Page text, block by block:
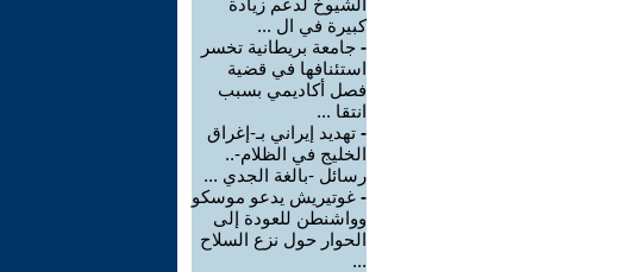
الشيوخ لدعم زيادة
كبيرة في ال ...
- جامعة بريطانية تخسر
استئنافها في قضية
فصل أكاديمي بسبب
انتقا ...
- تهديد إيراني بـ-إغراق
الخليج في الظلام-..
رسائل -بالغة الجدي ...
- غوتيريش يدعو موسكو
وواشنطن للعودة إلى
الحوار حول نزع السلاح
...